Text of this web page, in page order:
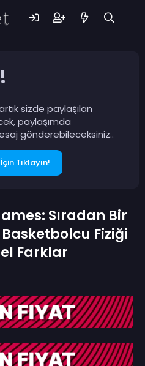
sizde paylaşılan
paylaşımda
gönderebileceksiniz..
Tıklayın!
Sıradan Bir
Basketbolcu Fiziği
Farklar